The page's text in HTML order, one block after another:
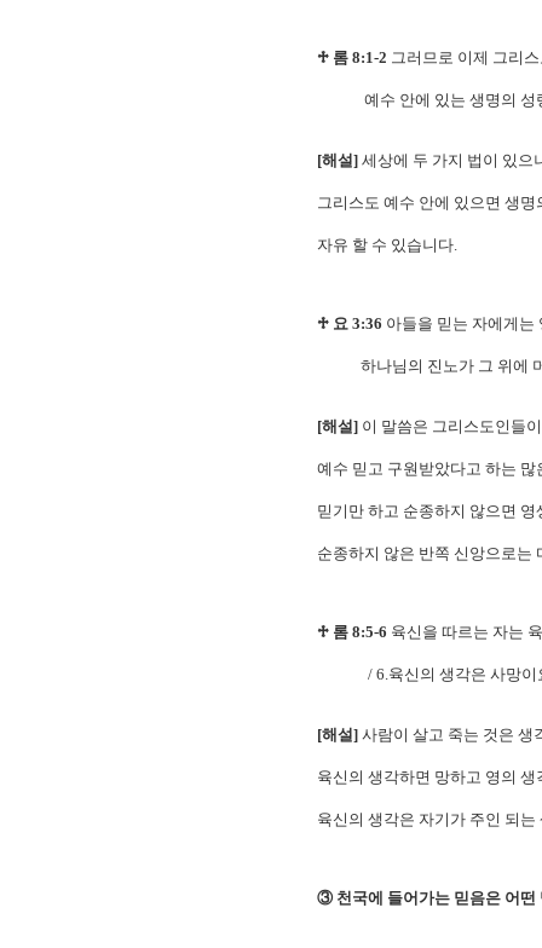
♱ 롬 8:1-2 그러므로 이제 그리
예수 안에 있는 생명의 성령
[해설] 세상에 두 가지 법이 있으
그리스도 예수 안에 있으면 생
자유 할 수 있습니다.
♱ 요 3:36 아들을 믿는 자에게는
하나님의 진노가 그 위에 머
[해설] 이 말씀은 그리스도인들
예수 믿고 구원받았다고 하는
믿기만 하고 순종하지 않으면
순종하지 않은 반쪽 신앙으로는
♱ 롬 8:5-6 육신을 따르는 자는
/ 6.육신의 생각은 사망이요
[해설] 사람이 살고 죽는 것은 생
육신의 생각하면 망하고 영의
육신의 생각은 자기가 주인 되
③ 천국에 들어가는 믿음은 어떤